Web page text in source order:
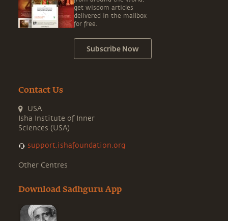
get wisdom articles
delivered in the mailbox
for free.
Subscribe Now
Contact Us
USA
Isha Institute of Inner
Sciences (USA)
support.ishafoundation.org
Other Centres
Download Sadhguru App